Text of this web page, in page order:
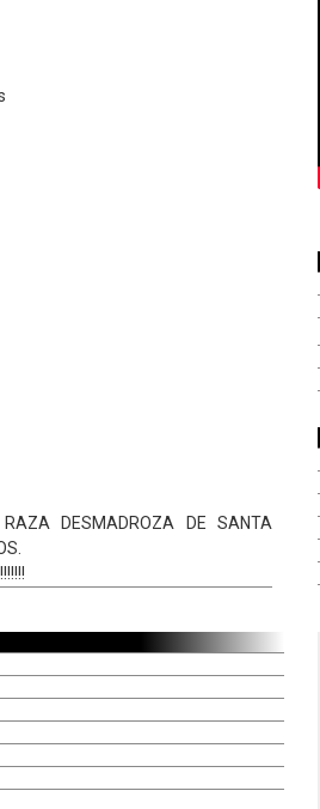
DESMADROZA DE SANTA